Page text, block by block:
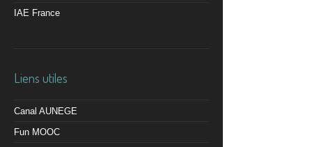
IAE France
Liens utiles
Canal AUNEGE
Fun MOOC